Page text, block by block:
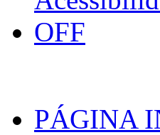
PÁGINA